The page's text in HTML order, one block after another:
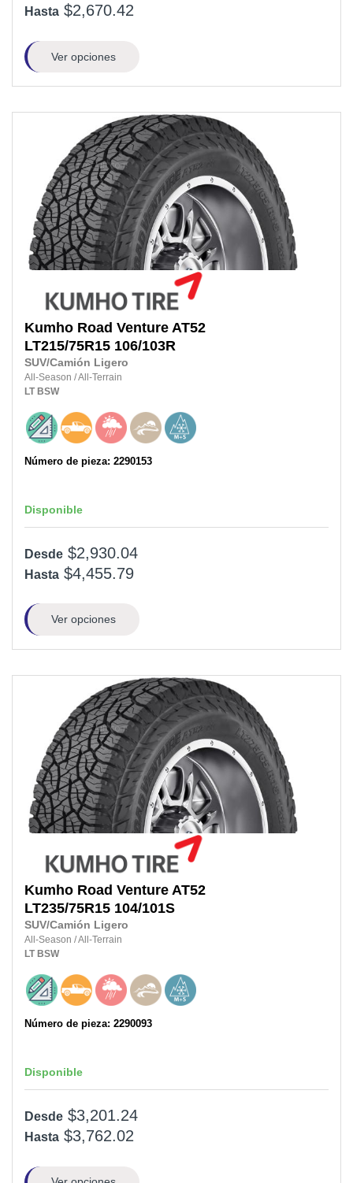
Hasta $2,670.42
Ver opciones
Kumho Road Venture AT52
LT215/75R15 106/103R
SUV/Camión Ligero
All-Season /All-Terrain
LT BSW
Número de pieza: 2290153
Disponible
Desde $2,930.04
Hasta $4,455.79
Ver opciones
Kumho Road Venture AT52
LT235/75R15 104/101S
SUV/Camión Ligero
All-Season /All-Terrain
LT BSW
Número de pieza: 2290093
Disponible
Desde $3,201.24
Hasta $3,762.02